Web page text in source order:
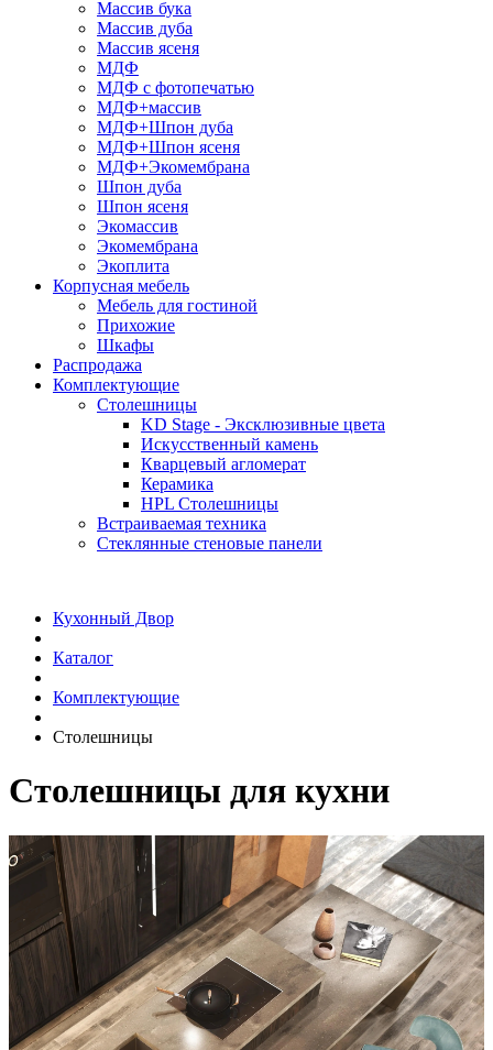
Массив бука
Массив дуба
Массив ясеня
МДФ
МДФ с фотопечатью
МДФ+массив
МДФ+Шпон дуба
МДФ+Шпон ясеня
МДФ+Экомембрана
Шпон дуба
Шпон ясеня
Экомассив
Экомембрана
Экоплита
Корпусная мебель
Мебель для гостиной
Прихожие
Шкафы
Распродажа
Комплектующие
Столешницы
KD Stage - Эксклюзивные цвета
Искусственный камень
Кварцевый агломерат
Керамика
HPL Столешницы
Встраиваемая техника
Стеклянные стеновые панели
Кухонный Двор
Каталог
Комплектующие
Столешницы
Столешницы для кухни